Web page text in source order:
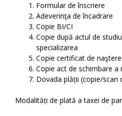
Formular de înscriere
Adeverinţa de încadrare
Copie BI/CI
Copie după actul de
specializarea
Copie certificat de naştere
Copie act de schimbare a
Dovada plății (copie/scan
Modalități de plată a taxei de